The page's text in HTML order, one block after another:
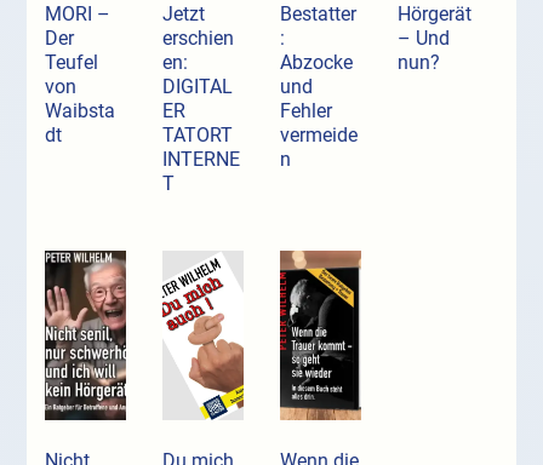
MORI –
Der
Teufel
von
Waibsta
dt
Jetzt
erschien
en:
DIGITAL
ER
TATORT
INTERNE
T
Bestatter
:
Abzocke
und
Fehler
vermeide
n
Hörgerät
– Und
nun?
Nicht
Du mich
Wenn die